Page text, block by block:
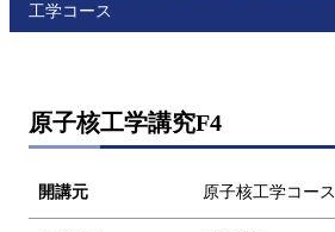
工学コース
原子核工学講究F4
開講元 原子核工学コース